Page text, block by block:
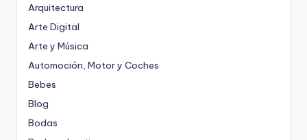
Arquitectura
Arte Digital
Arte y Música
Automoción, Motor y Coches
Bebes
Blog
Bodas